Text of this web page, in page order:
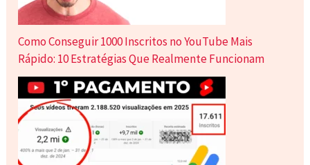
Como Conseguir 1000 Inscritos no YouTube Mais
Rápido: 10 Estratégias Que Realmente Funcionam